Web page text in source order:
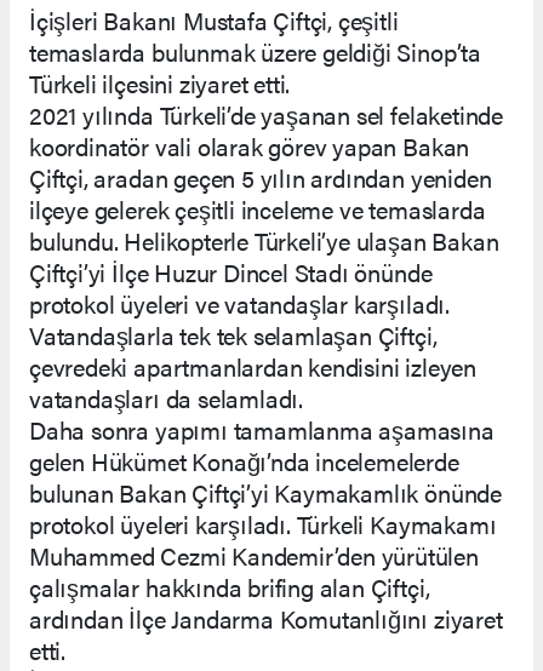
İçişleri Bakanı Mustafa Çiftçi, çeşitli
temaslarda bulunmak üzere geldiği Sinop’ta
Türkeli ilçesini ziyaret etti.
2021 yılında Türkeli’de yaşanan sel felaketinde
koordinatör vali olarak görev yapan Bakan
Çiftçi, aradan geçen 5 yılın ardından yeniden
ilçeye gelerek çeşitli inceleme ve temaslarda
bulundu. Helikopterle Türkeli’ye ulaşan Bakan
Çiftçi’yi İlçe Huzur Dincel Stadı önünde
protokol üyeleri ve vatandaşlar karşıladı.
Vatandaşlarla tek tek selamlaşan Çiftçi,
çevredeki apartmanlardan kendisini izleyen
vatandaşları da selamladı.
Daha sonra yapımı tamamlanma aşamasına
gelen Hükümet Konağı’nda incelemelerde
bulunan Bakan Çiftçi’yi Kaymakamlık önünde
protokol üyeleri karşıladı. Türkeli Kaymakamı
Muhammed Cezmi Kandemir’den yürütülen
çalışmalar hakkında brifing alan Çiftçi,
ardından İlçe Jandarma Komutanlığını ziyaret
etti.